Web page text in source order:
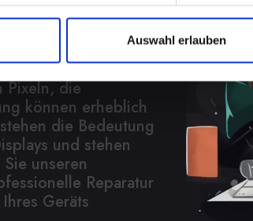
Auswahl erlauben
bei Ihrem IPHONE-
Ärgernis sein. Es
verringert die
Pixeln, die
können erheblich
die Bedeutung
und stehen
unseren
Reparatur
Geräts